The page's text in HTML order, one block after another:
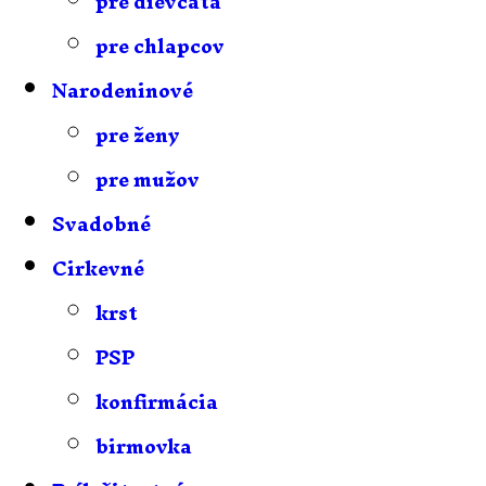
pre chlapcov
Narodeninové
pre ženy
pre mužov
Svadobné
Cirkevné
krst
PSP
konfirmácia
birmovka